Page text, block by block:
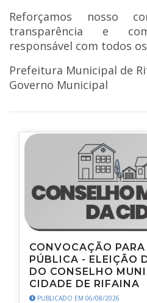
Reforçamos nosso
transparência e
responsável com todos
Prefeitura Municipal de
Governo Municipal
CONVOCAÇÃO
PÚBLICA - ELEIÇÃO
DO CONSELHO
CIDADE DE RIFAINA
PUBLICADO EM 06/08/2026